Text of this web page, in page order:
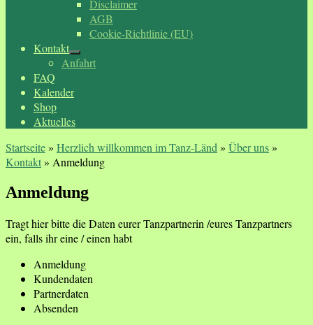
Disclaimer
AGB
Cookie-Richtlinie (EU)
Kontakt
Anfahrt
FAQ
Kalender
Shop
Aktuelles
Startseite» Herzlich willkommen im Tanz-Länd » Über uns»
Kontakt» Anmeldung
Anmeldung
Tragt hier bitte die Daten eurer Tanzpartnerin /eures Tanzpartners
ein, falls ihr eine / einen habt
Anmeldung
Kundendaten
Partnerdaten
Absenden